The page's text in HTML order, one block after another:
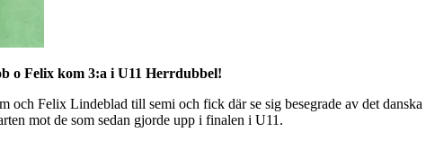
o Felix kom 3:a i U11 Herrdubbel!
och Felix Lindeblad till semi och fick där se sig besegrade av det
mot de som sedan gjorde upp i finalen i U11.